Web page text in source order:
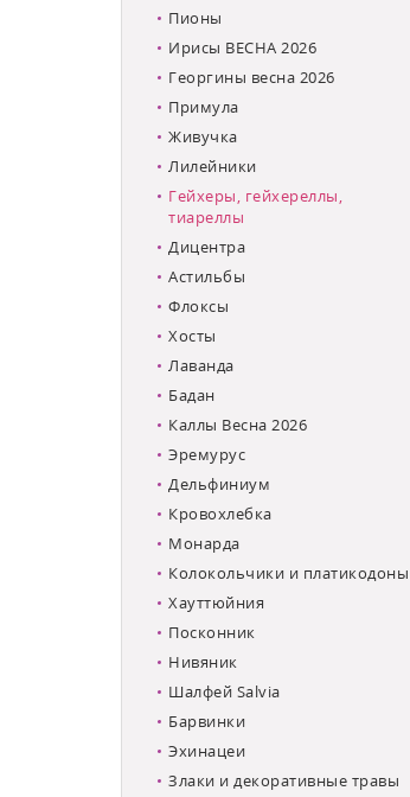
Пионы
Ирисы ВЕСНА 2026
Георгины весна 2026
Примула
Живучка
Лилейники
Гейхеры, гейхереллы,
тиареллы
Дицентра
Астильбы
Флоксы
Хосты
Лаванда
Бадан
Каллы Весна 2026
Эремурус
Дельфиниум
Кровохлебка
Монарда
Колокольчики и платикодоны
Хауттюйния
Посконник
Нивяник
Шалфей Salvia
Барвинки
Эхинацеи
Злаки и декоративные травы